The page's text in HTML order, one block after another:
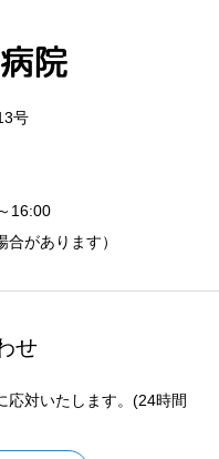
号
16:00
合があります）
せ
応対いたします。(24時間